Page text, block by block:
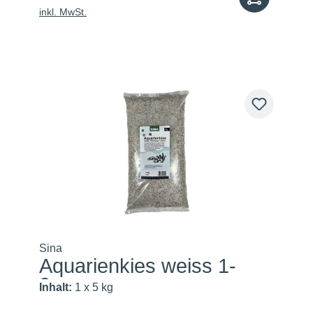
inkl. MwSt.
Sina
Aquarienkies weiss 1-
2mm
Inhalt: 1 x 5 kg